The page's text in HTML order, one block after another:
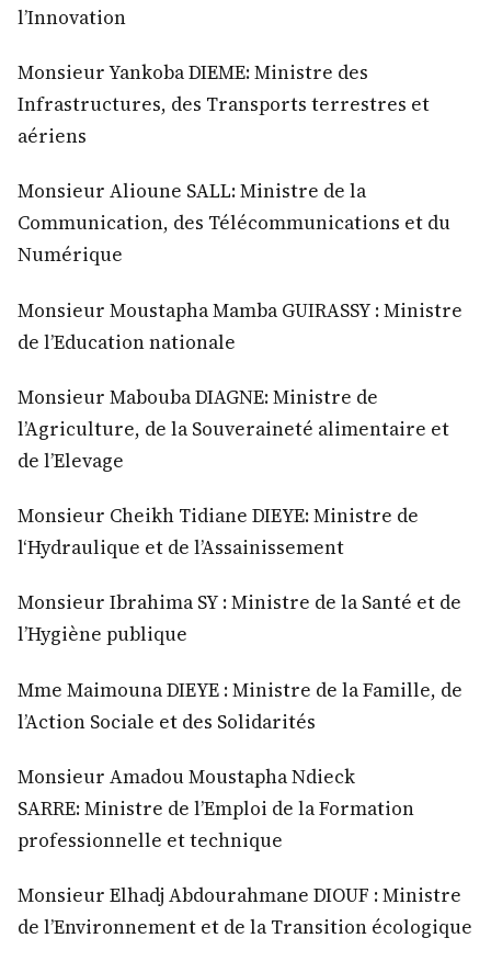
l’Innovation
Monsieur Yankoba DIEME: Ministre des
Infrastructures, des Transports terrestres et
aériens
Monsieur Alioune SALL: Ministre de la
Communication, des Télécommunications et du
Numérique
Monsieur Moustapha Mamba GUIRASSY : Ministre
de l’Education nationale
Monsieur Mabouba DIAGNE: Ministre de
l’Agriculture, de la Souveraineté alimentaire et
de l’Elevage
Monsieur Cheikh Tidiane DIEYE: Ministre de
l‘Hydraulique et de l’Assainissement
Monsieur Ibrahima SY : Ministre de la Santé et de
l’Hygiène publique
Mme Maimouna DIEYE : Ministre de la Famille, de
l’Action Sociale et des Solidarités
Monsieur Amadou Moustapha Ndieck
SARRE: Ministre de l’Emploi de la Formation
professionnelle et technique
Monsieur Elhadj Abdourahmane DIOUF : Ministre
de l’Environnement et de la Transition écologique